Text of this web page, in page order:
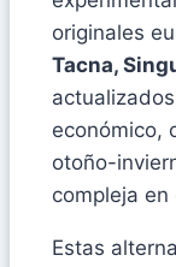
originales
Tacna,
económico,
otoño-
compleja
Estas